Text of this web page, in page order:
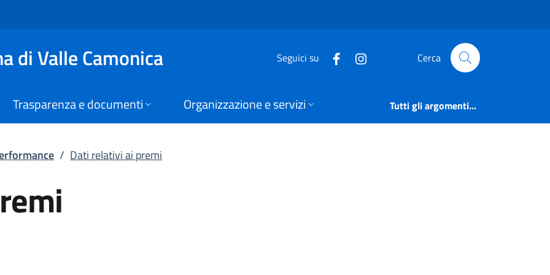
Performance | Amministrazione
di Valle Camonica Seguici su Cerca
Trasparenza e documenti Organizzazione e servizi Tutti gli argomenti...
/ Dati relativi ai premi